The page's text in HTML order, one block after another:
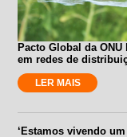
Pacto Global da
em redes de
LER MAIS
‘Estamos vivendo